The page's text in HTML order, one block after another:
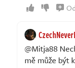
@Mitja88
mě může být